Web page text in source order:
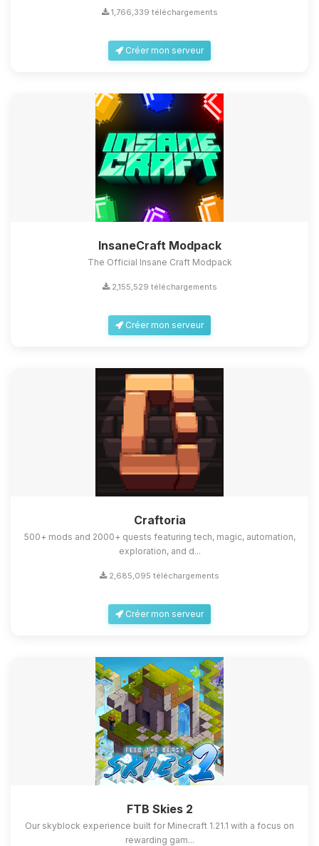
1,766,339 téléchargements
Créer mon serveur
InsaneCraft Modpack
The Official Insane Craft Modpack
2,155,529 téléchargements
Créer mon serveur
Craftoria
500+ mods and 2000+ quests featuring tech, magic, automation,
exploration, and d...
2,685,095 téléchargements
Créer mon serveur
FTB Skies 2
Our skyblock experience built for Minecraft 1.21.1 with a focus on
rewarding gam...